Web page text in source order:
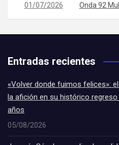
01/07/2026 Onda 92
Entradas recientes
«Volver donde fuimos felices»:
la afición en su histórico
años
05/08/2026